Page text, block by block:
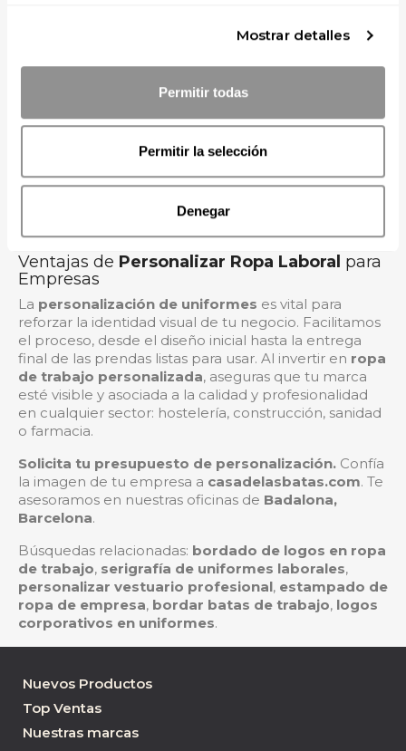
Mostrar detalles
Permitir todas
Permitir la selección
Denegar
Personalización de Uniformes
Descubre la técnica ideal para tus prendas.
bordado de logos
acabado elegante, duradero y de alta calidad en
grandes volúmenes y diseños sencillos, la
textiles la opción más económica y rápida, ideal para
camisetas, polos y ropa deportiva. Nuestro equipo te
asesorará para elegir la mejor técnica que se ajuste al
Ventajas de Personalizar Ropa Laboral para
Empresas
La personalización de uniformes es vital para
reforzar la identidad visual de tu negocio. Facilitamos
el proceso, desde el diseño inicial hasta la entrega
final de las prendas listas para usar. Al invertir en ropa
de trabajo personalizada, aseguras que tu marca
esté visible y asociada a la calidad y profesionalidad
en cualquier sector: hostelería, construcción, sanidad
o farmacia.
Solicita tu presupuesto de personalización. Confía
la imagen de tu empresa a casadelasbatas.com. Te
asesoramos en nuestras oficinas de Badalona,
Barcelona.
Búsquedas relacionadas: bordado de logos en ropa
de trabajo, serigrafía de uniformes laborales,
personalizar vestuario profesional, estampado de
ropa de empresa, bordar batas de trabajo, logos
corporativos en uniformes.
Nuevos Productos
Top Ventas
Nuestras marcas